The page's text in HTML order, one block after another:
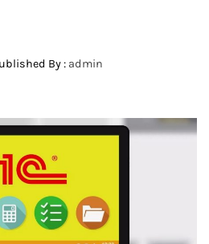
By : admin